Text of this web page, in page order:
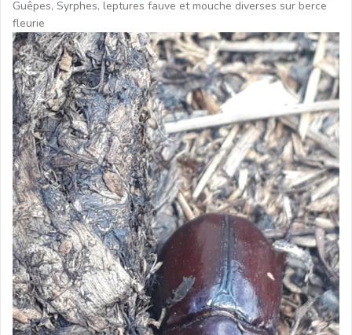
Guêpes, Syrphes, leptures fauve et mouche diverses sur berce
fleurie